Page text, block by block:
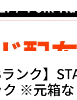
ランク】
※元箱